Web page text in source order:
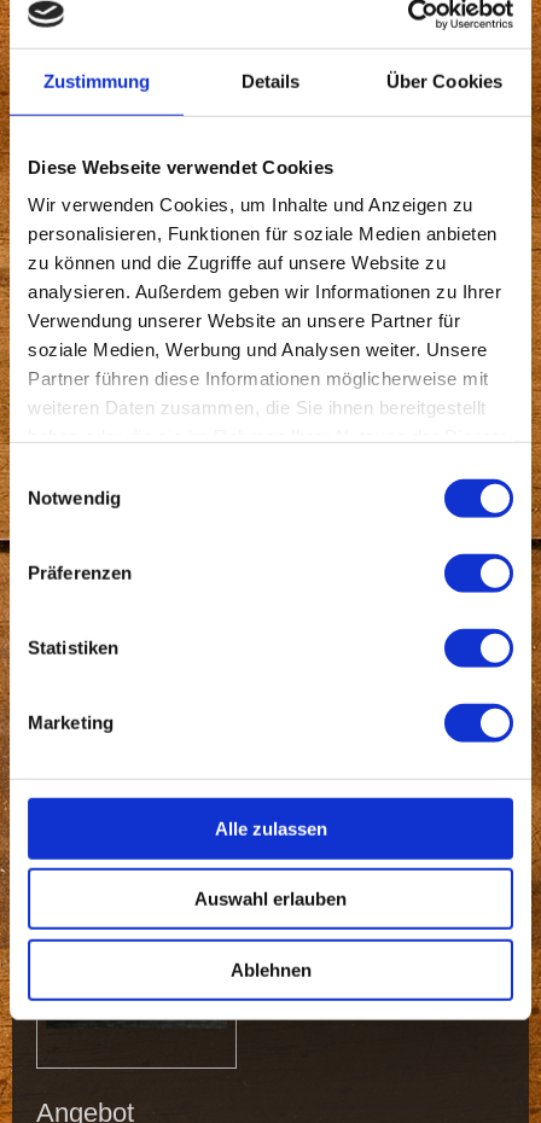
Zustimmung Details Über Cookies
Diese Webseite verwendet Cookies
Wir verwenden Cookies, um Inhalte und Anzeigen zu
personalisieren, Funktionen für soziale Medien anbieten
zu können und die Zugriffe auf unsere Website zu
analysieren. Außerdem geben wir Informationen zu Ihrer
Verwendung unserer Website an unsere Partner für
soziale Medien, Werbung und Analysen weiter. Unsere
Partner führen diese Informationen möglicherweise mit
weiteren Daten zusammen, die Sie ihnen bereitgestellt
Einwilligungsauswahl
Notwendig
Präferenzen
Statistiken
Marketing
Alle zulassen
Auswahl erlauben
Ablehnen
Goldschmiede
Nach mehr als 20 Jahren als Goldschmiedin in
untragbaren Kunstwerken bis Kleinserien,
kleinen Reparaturen, Laserarbeiten und Gravuren
bis größeren Instandsetzungen und vor allem
individuelle Unikate und Umarbeitungen angefertigt
habe, kann ich aus einem umfangreichen
Erfahrungsschatz schöpfen um Ihre Wünsche und
Ideen umzusetzen. Da ich mir Zeit für Sie nehmen
möchte, würde ich mich freuen wenn Sie einen
Termin vereinbaren.
Angebot